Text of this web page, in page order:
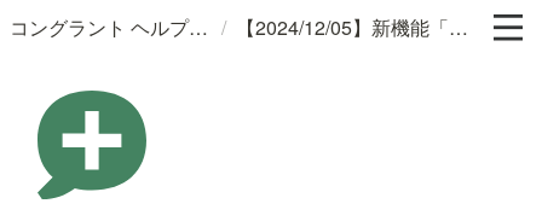
コングラント ヘルプサイト / 【2024/12/05】新機能「支援ルート」リリース